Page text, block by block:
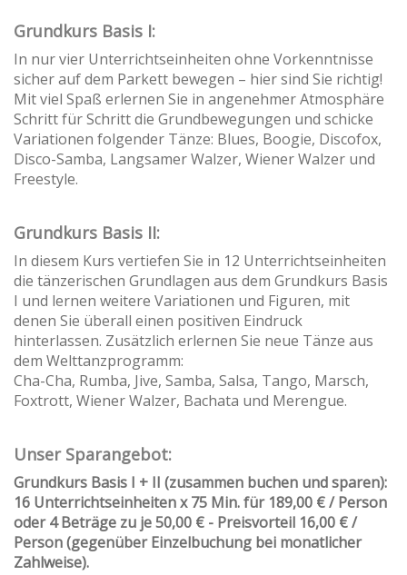
Grundkurs Basis I:
In nur vier Unterrichtseinheiten ohne Vorkenntnisse
sicher auf dem Parkett bewegen – hier sind Sie richtig!
Mit viel Spaß erlernen Sie in angenehmer Atmosphäre
Schritt für Schritt die Grundbewegungen und schicke
Variationen folgender Tänze: Blues, Boogie, Discofox,
Disco-Samba, Langsamer Walzer, Wiener Walzer und
Freestyle.
Grundkurs Basis II:
In diesem Kurs vertiefen Sie in 12 Unterrichtseinheiten
die tänzerischen Grundlagen aus dem Grundkurs Basis
I und lernen weitere Variationen und Figuren, mit
denen Sie überall einen positiven Eindruck
hinterlassen. Zusätzlich erlernen Sie neue Tänze aus
dem Welttanzprogramm:
Cha-Cha, Rumba, Jive, Samba, Salsa, Tango, Marsch,
Foxtrott, Wiener Walzer, Bachata und Merengue.
Unser Sparangebot:
Grundkurs Basis I + II (zusammen buchen und sparen):
16 Unterrichtseinheiten x 75 Min. für 189,00 € / Person
oder 4 Beträge zu je 50,00 € - Preisvorteil 16,00 € /
Person (gegenüber Einzelbuchung bei monatlicher
Zahlweise).